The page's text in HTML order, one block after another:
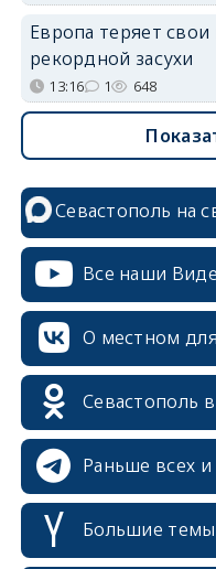
Европа теряет свои
рекордной засухи
13:16 1 648
Севастополь на
Все наши
О местном
Севастополь
Раньше всех
Большие